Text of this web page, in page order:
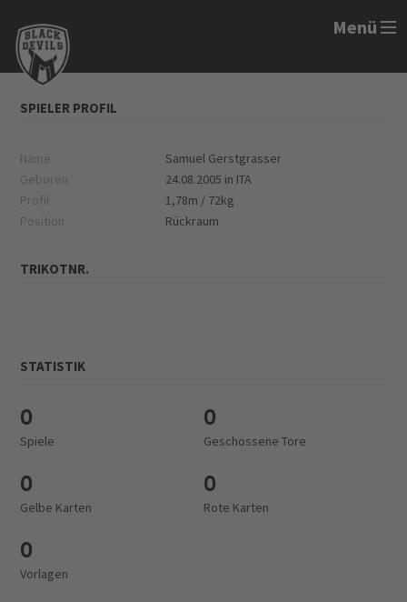
Menü
SPIELER PROFIL
Name
Samuel Gerstgrasser
Geboren
24.08.2005 in ITA
Profil
1,78m / 72kg
Position
Rückraum
TRIKOTNR.
STATISTIK
0
Spiele
0
Geschossene Tore
0
Gelbe Karten
0
Rote Karten
0
Vorlagen